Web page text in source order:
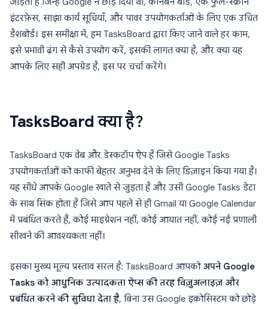
इंटरफ़ेस, साझा कार्य सूचियाँ, और पावर उपयोगकर्ताओं के लिए एक उचित
डैशबोर्ड। इस समीक्षा में, हम TasksBoard द्वारा किए जाने वाले हर काम,
इसे प्रभावी ढंग से कैसे उपयोग करें, इसकी लागत क्या है, और क्या यह
आपके लिए सही अपग्रेड है, इस पर चर्चा करेंगे।
TasksBoard क्या है?
TasksBoard एक वेब और डेस्कटॉप ऐप है जिसे Google Tasks
उपयोगकर्ताओं को काफी बेहतर अनुभव देने के लिए डिज़ाइन किया गया है।
यह सीधे आपके Google खाते से जुड़ता है और उसी Google Tasks डेटा
के साथ सिंक होता है जिसे आप पहले से ही Gmail या Google Calendar
में प्रबंधित करते हैं, कोई माइग्रेशन नहीं, कोई आयात नहीं, कोई नई प्रणाली
सीखने की आवश्यकता नहीं।
इसका मुख्य मूल्य प्रस्ताव सरल है: TasksBoard आपको अपने Google
Tasks को आधुनिक उत्पादकता ऐप्स की तरह विज़ुअलाइज़ और
प्रबंधित करने की सुविधा देता है, बिना उस Google इकोसिस्टम को छोड़े